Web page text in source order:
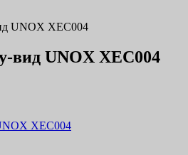
UNOX XEC004
вид UNOX XEC004